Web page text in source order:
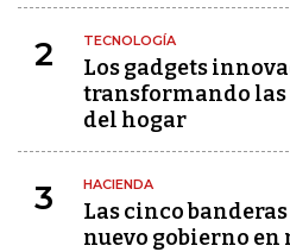
2 TECNOLOGÍA
Los gadgets
transformando
del hogar
3 HACIENDA
Las cinco
nuevo gobierno